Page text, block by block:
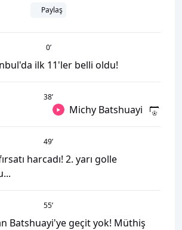
Paylaş
0’
ilk 11'ler belli oldu!
38’
Michy Batshuayi
49’
harcadı! 2. yarı golle
55’
Batshuayi'ye geçit yok! Müthiş